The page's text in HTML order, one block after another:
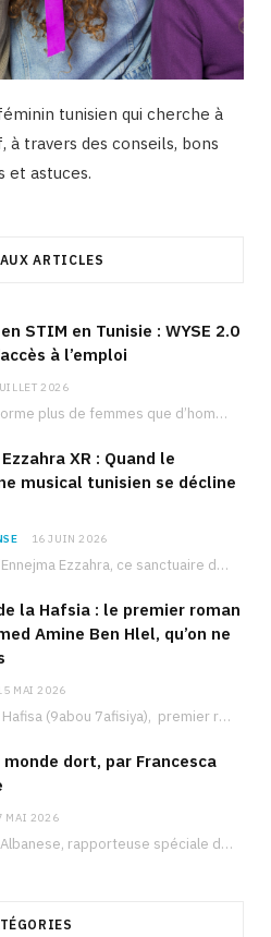
tunisien qui cherche à
à travers des conseils, bons
et astuces.
ARTICLES
STIM en Tunisie : WYSE 2.0
à l’emploi
2026
La Tunisie forme plus de femmes que d’hommes dans les filières scientifiques. Pourtant, pour beaucoup…
XR : Quand le
musical tunisien se décline
16 JUIN 2026
Le palais d’Ennejma Ezzahra, ce sanctuaire de la musique tunisienne et méditerranéenne construit par le…
la Hafsia : le premier roman
Amine Ben Hlel, qu’on ne
MAI 2026
Le cave de Hafisa (9abou 7afisiya), premier roman du journaliste tunisien Mohamed Amine Ben Hlel,…
monde dort, par Francesca
MAI 2026
Francesca Albanese, rapporteuse spéciale de l’ONU sur les territoires palestiniens occupés, était à Tunis pour…